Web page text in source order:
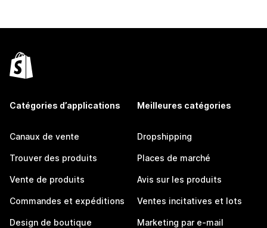
Catégories d’applications
Canaux de vente
Trouver des produits
Vente de produits
Commandes et expéditions
Design de boutique
Meilleures catégories
Dropshipping
Places de marché
Avis sur les produits
Ventes incitatives et lots
Marketing par e-mail